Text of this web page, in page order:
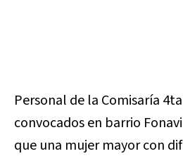
Personal de la Comisaría
convocados en barrio
que una mujer mayor con